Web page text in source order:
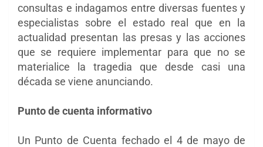
consultas e indagamos entre diversas fuentes y
especialistas sobre el estado real que en la
actualidad presentan las presas y las acciones
que se requiere implementar para que no se
materialice la tragedia que desde casi una
década se viene anunciando.
Punto de cuenta informativo
Un Punto de Cuenta fechado el 4 de mayo de